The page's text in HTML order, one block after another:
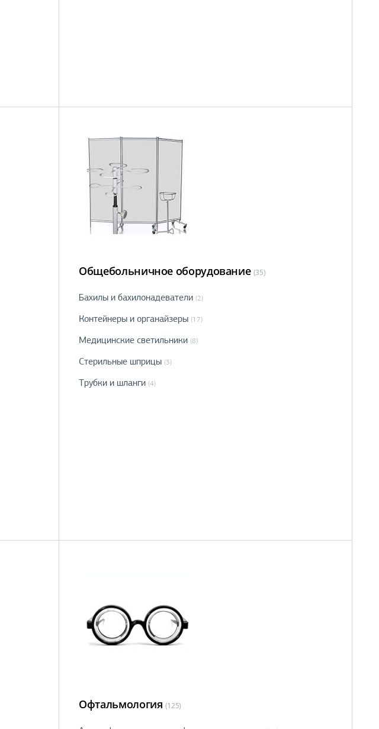
Общебольничное оборудование (35)
Бахилы и бахилонадеватели (2)
Контейнеры и органайзеры (17)
Медицинские светильники (8)
Стерильные шприцы (3)
Трубки и шланги (4)
Офтальмология (125)